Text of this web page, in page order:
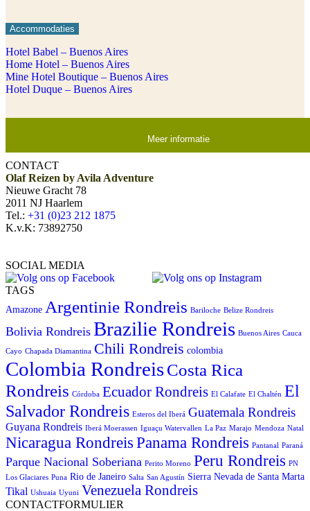
Accommodaties
Hotel Babel – Buenos Aires
Home Hotel – Buenos Aires
Mine Hotel Boutique – Buenos Aires
Hotel Duque – Buenos Aires
Meer informatie
CONTACT
Olaf Reizen by Avila Adventure
Nieuwe Gracht 78
2011 NJ Haarlem
Tel.: +31 (0)23 212 1875
K.v.K: 73892750
SOCIAL MEDIA
TAGS
Amazone Argentinie Rondreis Bariloche Belize Rondreis
Bolivia Rondreis Brazilie Rondreis Buenos Aires Cauca
Cayo Chapada Diamantina Chili Rondreis colombia
Colombia RondreisCosta Rica
Rondreis Córdoba Ecuador Rondreis El Calafate El Chaltén El
Salvador Rondreis Esteros del Iberá Guatemala Rondreis
Guyana Rondreis Iberá Moerassen Iguaçu Watervallen La Paz Marajo Mendoza Natal
Nicaragua Rondreis Panama Rondreis Pantanal Paraná
Parque Nacional Soberiana Perito Moreno Peru Rondreis PN
Los Glaciares Puna Rio de Janeiro Salta San Agustín Sierra Nevada de Santa Marta
Tikal Ushuaia Uyuni Venezuela Rondreis
CONTACTFORMULIER